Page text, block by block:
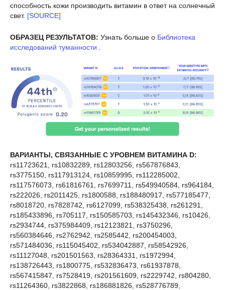
способность кожи производить витамин в ответ на солнечный
свет. [SOURCE]
ОБРАЗЕЦ РЕЗУЛЬТАТОВ: Узнать больше о Библиотека
исследований туманности
ВАРИАНТЫ, СВЯЗАННЫЕ С УРОВНЕМ ВИТАМИНА D:
rs11723621, rs10832289, rs12803256, rs567876843,
rs3775150, rs117913124, rs10859995, rs112285002,
rs117576073, rs61816761, rs7699711, rs549940584, rs964184,
rs222026, rs2011425, rs1800588, rs188480917, rs577185477,
rs8018720, rs7828742, rs6127099, rs538325438, rs261291,
rs185433896, rs705117, rs150585703, rs145432346, rs10426,
rs2934744, rs375984409, rs12123821, rs3750296,
rs560384646, rs2762942, rs2585442, rs200454003,
rs571484036, rs115045402, rs534042887, rs58542926,
rs11127048, rs201501563, rs28364331, rs1972994,
rs138726443, rs1800775, rs532836473, rs61937878,
rs567415847, rs7528419, rs201561609, rs2229742, rs804280,
rs11264360, rs3822868, rs186881826, rs528776789,